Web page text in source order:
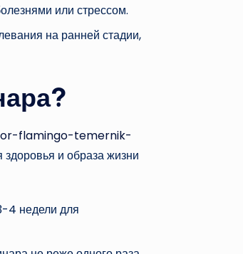
или стрессом.
на ранней стадии,
flamingo-temernik-
здоровья и образа жизни
4 недели для